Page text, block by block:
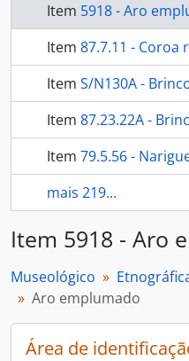
Item 5918 - Aro
Item 87.7.11 - Coroa
Item S/N130A -
Item 87.23.22A -
Item 79.5.56 -
mais 219...
Item 5918 - Aro
Museológico
Aro emplumado
Área de